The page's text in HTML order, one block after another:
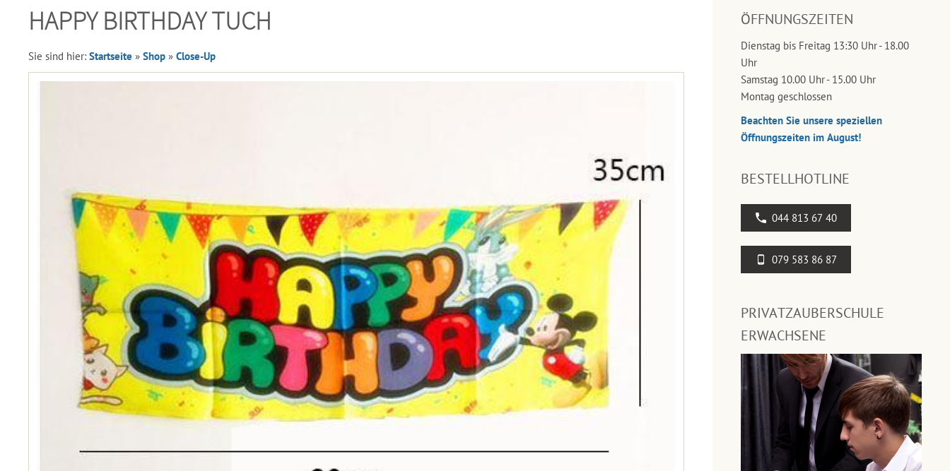
HAPPY BIRTHDAY TUCH
Sie sind hier: Startseite » Shop » Close-Up
ÖFFNUNGSZEITEN
Dienstag bis Freitag 13:30 Uhr - 18.00
Uhr
Samstag 10.00 Uhr - 15.00 Uhr
Montag geschlossen
Beachten Sie unsere speziellen
Öffnungszeiten im August!
BESTELLHOTLINE
044 813 67 40
079 583 86 87
PRIVATZAUBERSCHULE
ERWACHSENE